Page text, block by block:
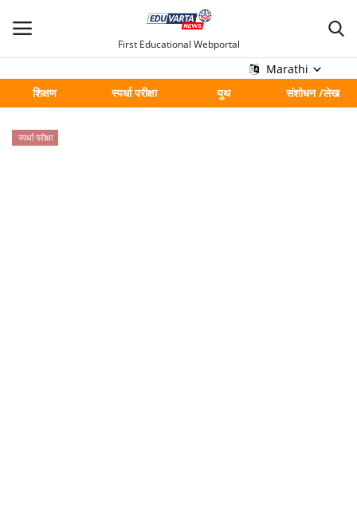
First Educational Webportal
Marathi
शिक्षण
स्पर्धा परीक्षा युथ संशोधन /लेख
मुख्य
Contact
स्पर्धा परीक्षा